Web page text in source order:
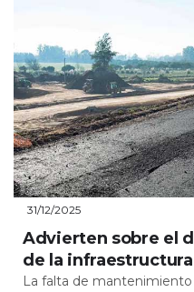
31/12/2025
Advierten sobre el
de la infraestructura
La falta de